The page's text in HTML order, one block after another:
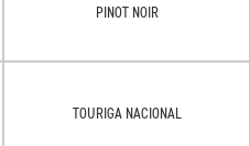
PINOT NOIR
TOURIGA NACIONAL